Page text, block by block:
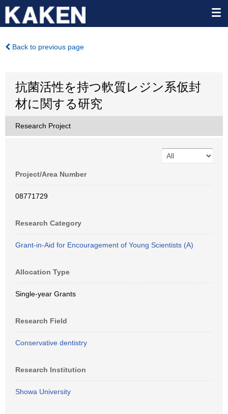
Back to previous page
抗菌活性を持つ軟質レジン系仮封
材に関する研究
Research Project
Project/Area Number
08771729
Research Category
Grant-in-Aid for Encouragement of Young Scientists (A)
Allocation Type
Single-year Grants
Research Field
Conservative dentistry
Research Institution
Showa University